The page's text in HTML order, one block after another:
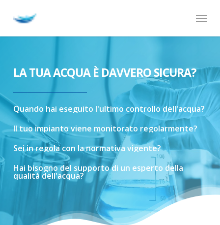
Menu
LA TUA ACQUA È DAVVERO SICURA?
Quando hai eseguito l'ultimo controllo dell'acqua?
Il tuoimpianto viene monitorato regolarmente?
Seiinregola con lanormativa vigente?
Hai bisognodel supportodi un esperto della
qualitàdell'acqua?